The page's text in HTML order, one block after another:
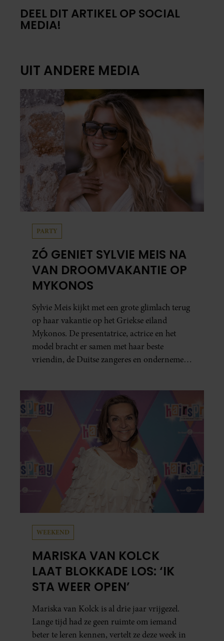
DEEL DIT ARTIKEL OP SOCIAL
MEDIA!
UIT ANDERE MEDIA
PARTY
ZÓ GENIET SYLVIE MEIS NA
VAN DROOMVAKANTIE OP
MYKONOS
Sylvie Meis kijkt met een grote glimlach terug
op haar vakantie op het Griekse eiland
Mykonos. De presentatrice, actrice en het
model bracht er samen met haar beste
vriendin, de Duitse zangeres en ondernemer
zonovergoten bestemming én vertelt ze hoe
bijzonder de reis voor haar is geweest.
WEEKEND
MARISKA VAN KOLCK
LAAT BLOKKADE LOS: ‘IK
STA WEER OPEN’
Mariska van Kolck is al drie jaar vrijgezel.
Lange tijd had ze geen ruimte om iemand
beter te leren kennen, vertelt ze deze week in